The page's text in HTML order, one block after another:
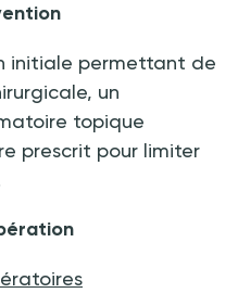
initiale permettant de
un
topique
prescrit pour limiter